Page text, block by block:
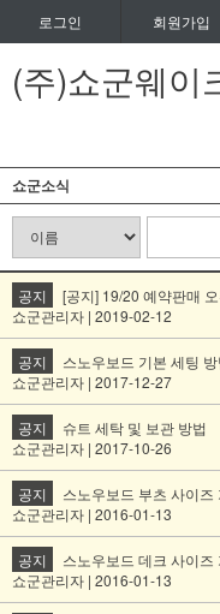
로그인 회원가입
(주)쇼군웨이
쇼군소식
공지
[공지] 19/20 예약판매
쇼군관리자 | 2019-02-12
공지
스노우보드 기본 세팅 방
쇼군관리자 | 2017-12-27
공지
슈트 세탁 및 보관 방법
쇼군관리자 | 2017-10-26
공지
스노우보드 부츠 사이즈
쇼군관리자 | 2016-01-13
공지
스노우보드 데크 사이즈
쇼군관리자 | 2016-01-13